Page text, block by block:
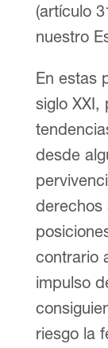
(artículo
nuestro
En estas
siglo XXI,
desde
derechos
contrario
impulso
riesgo la